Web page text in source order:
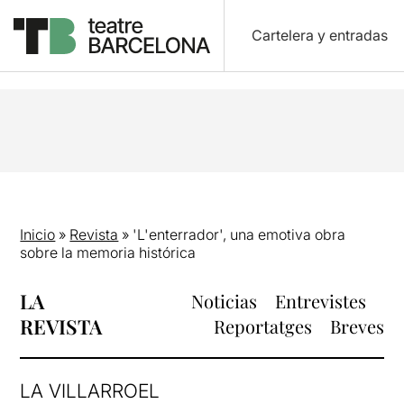
Cartelera y entradas
Inicio » Revista » 'L'enterrador', una emotiva obra
sobre la memoria histórica
LA
REVISTA
Noticias
Entrevistes
Reportatges
Breves
LA VILLARROEL